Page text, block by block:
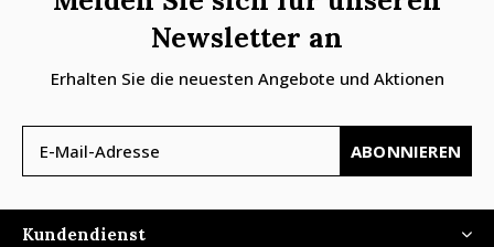
Newsletter an
Erhalten Sie die neuesten Angebote und Aktionen
ABONNIEREN
Kundendienst